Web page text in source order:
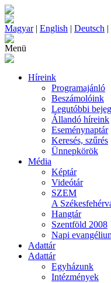
Magyar| English | Deutsch |
Menü
Híreink
Programajánló
Beszámolóink
Legutóbbi
Állandó híreink
Eseménynaptár
Keresés, szűrés
Ünnepkörök
Média
Képtár
Videótár
SZEM
A
Hangtár
Szentföld 2008
Napi
Adattár
Adattár
Egyházunk
Intézmények